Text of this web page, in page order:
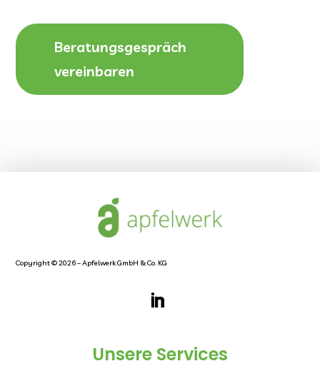
Beratungsgespräch
vereinbaren
Copyright © 2026 – Apfelwerk GmbH & Co. KG
Unsere Services